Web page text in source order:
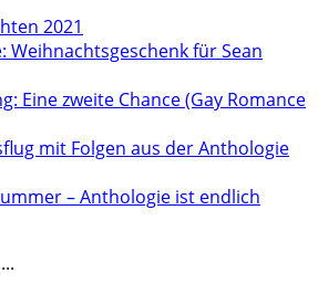
2021
Weihnachtsgeschenk für Sean
Eine zweite Chance (Gay Romance
mit Folgen aus der Anthologie
– Anthologie ist endlich